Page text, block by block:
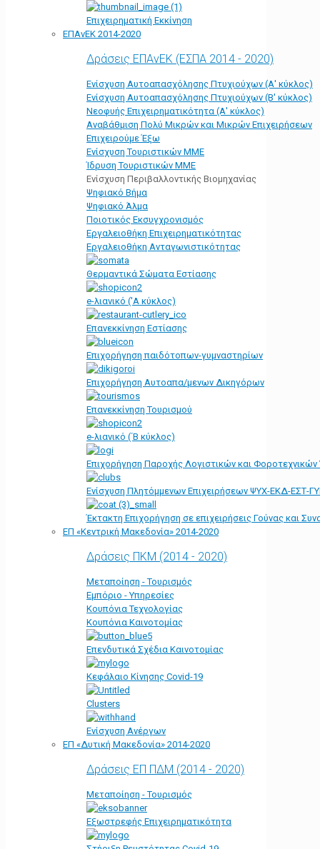
Επιχειρηματική Εκκίνηση
ΕΠΑνΕΚ 2014-2020
Δράσεις ΕΠΑνΕΚ (ΕΣΠΑ 2014 - 2020)
Ενίσχυση Αυτοαπασχόλησης Πτυχιούχων (Α' κύκλος)
Ενίσχυση Αυτοαπασχόλησης Πτυχιούχων (Β' κύκλος)
Νεοφυής Επιχειρηματικότητα (Α' κύκλος)
Αναβάθμιση Πολύ Μικρών και Μικρών Επιχειρήσεων
Επιχειρούμε Έξω
Ενίσχυση Τουριστικών ΜΜΕ
Ίδρυση Τουριστικών ΜΜΕ
Ενίσχυση Περιβαλλοντικής Βιομηχανίας
Ψηφιακό Βήμα
Ψηφιακό Άλμα
Ποιοτικός Εκσυγχρονισμός
Εργαλειοθήκη Eπιχειρηματικότητας
Εργαλειοθήκη Ανταγωνιστικότητας
Θερμαντικά Σώματα Εστίασης
e-λιανικό ('Α κύκλος)
Επανεκκίνηση Εστίασης
Επιχορήγηση παιδότοπων-γυμναστηρίων
Επιχορήγηση Αυτοαπα/μενων Δικηγόρων
Επανεκκίνηση Τουρισμού
e-λιανικό (΄Β κύκλος)
Επιχορήγηση Παροχής Λογιστικών και
Ενίσχυση Πλητόμμενων Επιχειρήσεων ΨΥΧ-ΕΚΔ-ΕΣΤ-
Έκτακτη Επιχορήγηση σε επιχειρήσεις Γούνας και
ΕΠ «Kεντρική Μακεδονία» 2014-2020
Δράσεις ΠΚΜ (2014 - 2020)
Μεταποίηση - Τουρισμός
Εμπόριο - Υπηρεσίες
Κουπόνια Τεχνολογίας
Κουπόνια Καινοτομίας
Επενδυτικά Σχέδια Καινοτομίας
Κεφάλαιο Κίνησης Covid-19
Clusters
Ενίσχυση Ανέργων
ΕΠ «Δυτική Μακεδονία» 2014-2020
Δράσεις ΕΠ ΠΔΜ (2014 - 2020)
Μεταποίηση - Τουρισμός
Εξωστρεφής Επιχειρηματικότητα